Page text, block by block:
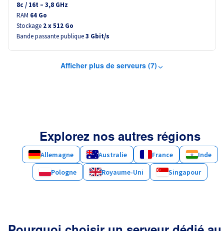
8c / 16t – 3,8 GHz
RAM 64 Go
Stockage 2 x 512 Go
Bande passante publique3 Gbit/s
Afficher plus de serveurs (7)
Explorez nos autres régions
Allemagne Australie France
Inde
Pologne
Royaume-Uni Singapour